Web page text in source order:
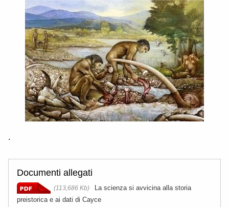
.
Documenti allegati
(113,686 Kb)
La scienza si avvicina alla storia
preistorica e ai dati di Cayce